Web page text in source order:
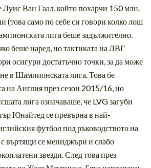
Луис Ван Гаал, който похарчи 150 млн.
(това само по себе си говори колко лош
лига беше задължително.
беше наред, но тактиката на ЛВГ
осигури достатъчно точки, за да може
в Шампионската лига. Това бе
на Англия през сезон 2015/16, но
лига означаваше, че LVG загуби
Юнайтед се превърна в най-
футбол под ръководството на
се мениджъри и слабо
звезди. След това през